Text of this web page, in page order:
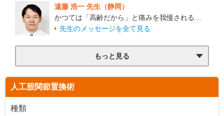
遠藤 浩一 先生（静岡）
かつては「高齢だから」と痛みを我慢される…
先生のメッセージを全て見る
もっと見る
人工股関節置換術
種類